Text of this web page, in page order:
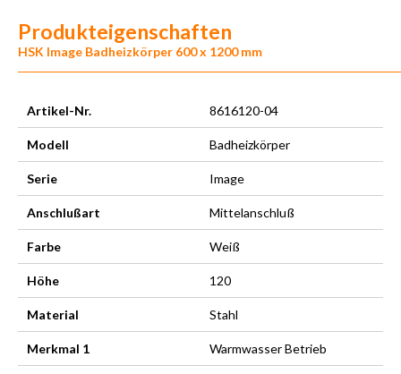
Produkteigenschaften
HSK Image Badheizkörper 600 x 1200 mm
Artikel-Nr. 8616120-04
Modell Badheizkörper
Serie Image
Anschlußart Mittelanschluß
Farbe Weiß
Höhe 120
Material Stahl
Merkmal 1 Warmwasser Betrieb